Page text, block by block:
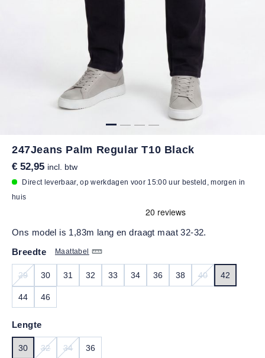
247Jeans Palm Regular T10 Black
€ 52,95 incl. btw
Direct leverbaar, op werkdagen voor 15:00 uur besteld, morgen in
huis
Ons model is 1,83m lang en draagt maat 32-32.
Maattabel
Breedte
29
(DEZE OPTIE IS MOMENTEEL NIET BESCHIKBAAR.)
30 31 32 33 34 36 38 40 42
44 46
Lengte
30 32
(DEZE OPTIE IS MOMENTEEL NIET BESCHIKBAAR.)
34 36